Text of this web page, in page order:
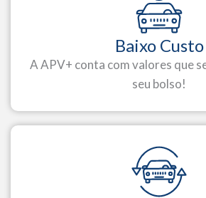
Baixo Custo
A APV+ conta com valores que
seu bolso!